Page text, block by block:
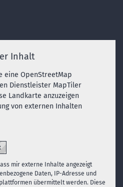
Inhalt
eine OpenStreetMap
Dienstleister MapTiler
Landkarte anzuzeigen
von externen Inhalten
mir externe Inhalte angezeigt
Daten, IP-Adresse und
übermittelt werden. Diese